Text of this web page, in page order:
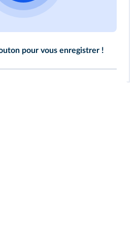
pour vous enregistrer !